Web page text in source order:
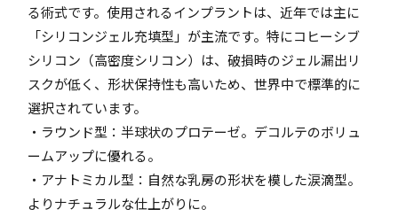
る術式です。使用されるインプラントは、近年では主に
「シリコンジェル充填型」が主流です。特にコヒーシブ
シリコン（高密度シリコン）は、破損時のジェル漏出リ
スクが低く、形状保持性も高いため、世界中で標準的に
選択されています。
・ラウンド型：半球状のプロテーゼ。デコルテのボリュ
ームアップに優れる。
・アナトミカル型：自然な乳房の形状を模した涙滴型。
よりナチュラルな仕上がりに。